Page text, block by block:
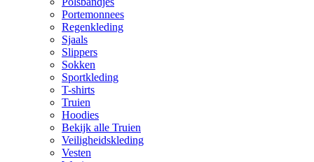
Portemonnees
Regenkleding
Sjaals
Slippers
Sokken
Sportkleding
T-shirts
Truien
Hoodies
Bekijk alle Truien
Veiligheidskleding
Vesten